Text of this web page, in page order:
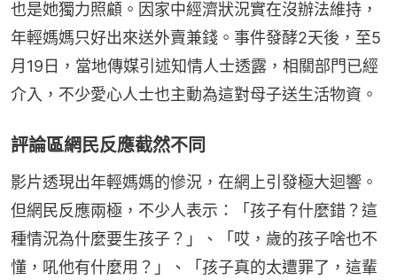
也是她獨力照顧。因家中經濟狀況實在沒辦法維持，
年輕媽媽只好出來送外賣兼錢。事件發酵2天後，至5
月19日，當地傳媒引述知情人士透露，相關部門已經
介入，不少愛心人士也主動為這對母子送生活物資。
評論區網民反應截然不同
影片透現出年輕媽媽的慘況，在網上引發極大迴響。
但網民反應兩極，不少人表示：「孩子有什麼錯？這
種情況為什麼要生孩子？」、「哎，歲的孩子啥也不
懂，吼他有什麼用？」、「孩子真的太遭罪了，這輩